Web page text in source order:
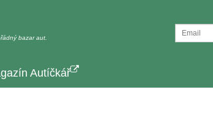
bazar aut.
Autíčkář